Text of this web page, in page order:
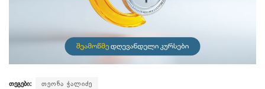
თეგები: თეონა ჭალიძე